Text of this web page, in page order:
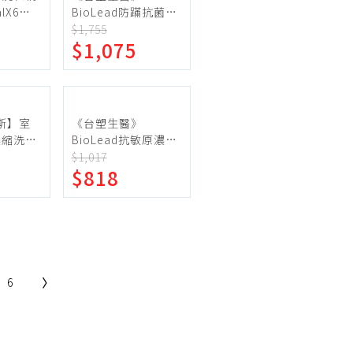
入
BioLead防蹣抗菌濃
縮洗衣精(2kgx3瓶
+補充包1.5kgx6包)
$1,755
$1,075
】室
洗衣
《台塑生醫》
BioLead抗敏原濃縮
洗衣精 嬰幼兒衣物專
用(3瓶+6包)
$1,017
$818
6